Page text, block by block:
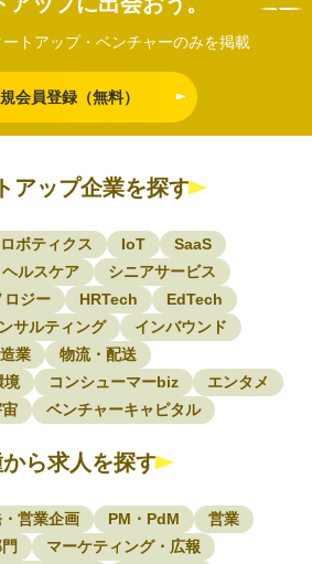
や建設技術についての深い知⾒を蓄積
トアップ・ベンチャーのみを掲載
会員登録（無料）
アップ企業を探す
ロボティクス IoT
SaaS
ヘルスケア
シニアサービス
ロジー
HRTech
EdTech
サルティング
インバウンド
業
物流・配送
境
コンシューマーbiz
エンタメ
ベンチャーキャピタル
ら求人を探す
営業企画 PM・PdM
営業
マーケティング・広報